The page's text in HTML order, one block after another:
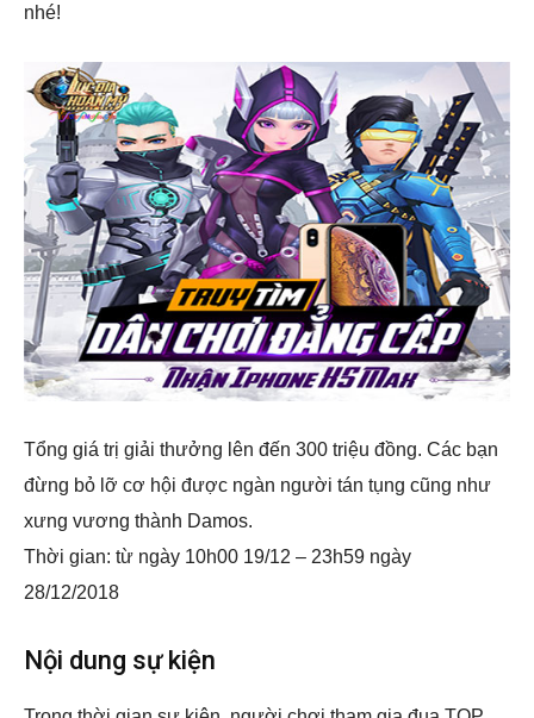
nhé!
Tổng giá trị giải thưởng lên đến 300 triệu đồng. Các bạn
đừng bỏ lỡ cơ hội được ngàn người tán tụng cũng như
xưng vương thành Damos.
Thời gian: từ ngày 10h00 19/12 – 23h59 ngày
28/12/2018
Nội dung sự kiện